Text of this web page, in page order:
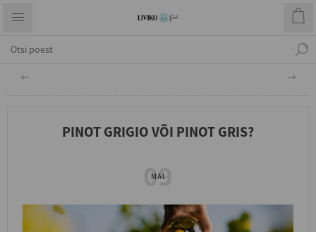
PINOT GRIGIO VÕI PINOT GRIS?
09
MAI